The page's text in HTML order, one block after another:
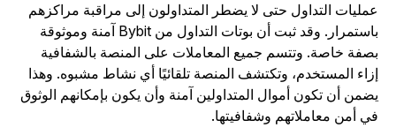
التداول حتى لا يضطر المتداولون إلى مراقبة مراكزهم
باستمرار. وقد ثبت أن بوتات التداول من Bybit آمنة وموثوقة
خاصة. وتتسم جميع المعاملات على المنصة بالشفافية
المستخدم، وتكتشف المنصة تلقائيًا أي نشاط مشبوه. وهذا
أن تكون أموال المتداولين آمنة وأن يكون بإمكانهم الوثوق
أمن معاملاتهم وشفافيتها.